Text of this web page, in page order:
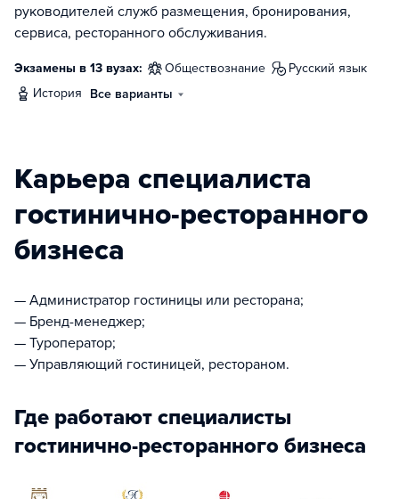
руководителей служб размещения, бронирования,
сервиса, ресторанного обслуживания.
Экзамены в 13 вузах: обществознание
русский язык
история
Все варианты
Карьера специалиста
гостинично-ресторанного
бизнеса
— Администратор гостиницы или ресторана;
— Бренд-менеджер;
— Туроператор;
— Управляющий гостиницей, рестораном.
Где работают специалисты
гостинично-ресторанного бизнеса